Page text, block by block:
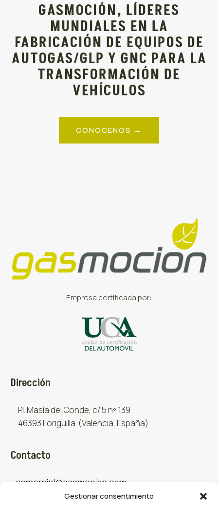
Gestionar consentimiento
GASMOCIÓN, LÍDERES
MUNDIALES EN LA
FABRICACIÓN DE EQUIPOS DE
AUTOGAS/GLP Y GNC PARA LA
TRANSFORMACIÓN DE
VEHÍCULOS
CONÓCENOS →
Empresa certificada por:
Dirección
P.I. Masía del Conde, c/ 5 nº 139
46393 Loriguilla (Valencia, España)
Contacto
comercial@gasmocion.com